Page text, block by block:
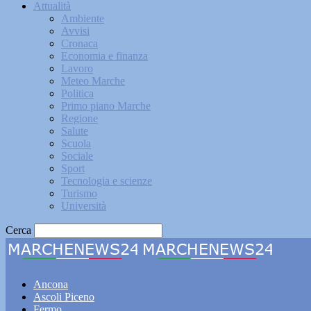
Attualità
Ambiente
Avvisi
Cronaca
Economia e finanza
Lavoro
Meteo Marche
Politica
Primo piano Marche
Regione
Salute
Scuola
Sociale
Sport
Tecnologia e scienze
Turismo
Università
Cerca
Ancona
Ascoli Piceno